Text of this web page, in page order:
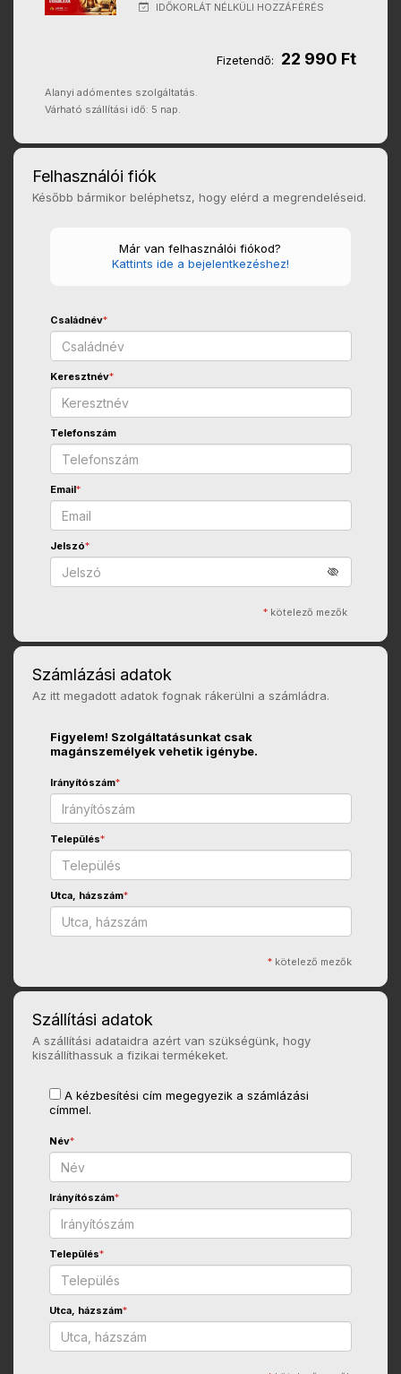
IDŐKORLÁT NÉLKÜLI HOZZÁFÉRÉS
Fizetendő: 22 990 Ft
Alanyi adómentes szolgáltatás.
Várható szállítási idő: 5 nap.
Felhasználói fiók
Később bármikor beléphetsz, hogy elérd a megrendeléseid.
Már van felhasználói fiókod?
Kattints ide a bejelentkezéshez!
Családnév*
Keresztnév*
Telefonszám
Email*
Jelszó*
* kötelező mezők
Számlázási adatok
Az itt megadott adatok fognak rákerülni a számládra.
Figyelem! Szolgáltatásunkat csak
magánszemélyek vehetik igénybe.
Irányítószám*
Település*
Utca, házszám*
* kötelező mezők
Szállítási adatok
A szállítási adataidra azért van szükségünk, hogy
kiszállíthassuk a fizikai termékeket.
A kézbesítési cím megegyezik a számlázási
címmel.
Név*
Irányítószám*
Település*
Utca, házszám*